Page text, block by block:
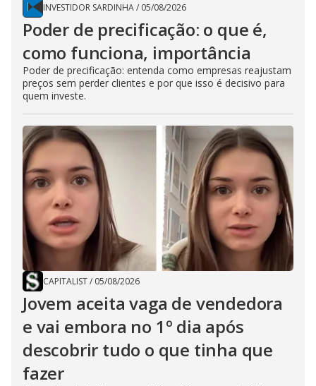
INVESTIDOR SARDINHA/ 05/08/2026
Poder de precificação: o que é,
como funciona, importância
Poder de precificação: entenda como empresas reajustam
preços sem perder clientes e por que isso é decisivo para
quem investe.
CAPITALIST/ 05/08/2026
Jovem aceita vaga de vendedora
e vai embora no 1º dia após
descobrir tudo o que tinha que
fazer